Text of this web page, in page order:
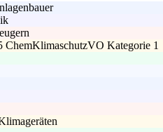
ChemKlimaschutzVO Kategorie 1